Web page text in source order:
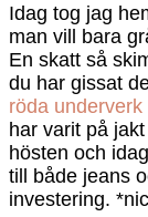
Idag tog jag
man vill bara
En skatt så
du har gissat
röda underverk
har varit på
hösten och
till både jeans
investering.